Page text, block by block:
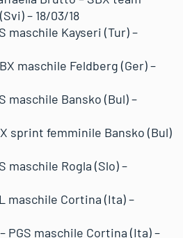
– 18/03/18
maschile Kayseri (Tur) –
maschile Feldberg (Ger) –
maschile Bansko (Bul) –
sprint femminile Bansko (Bul)
maschile Rogla (Slo) –
maschile Cortina (Ita) –
PGS maschile Cortina (Ita) –